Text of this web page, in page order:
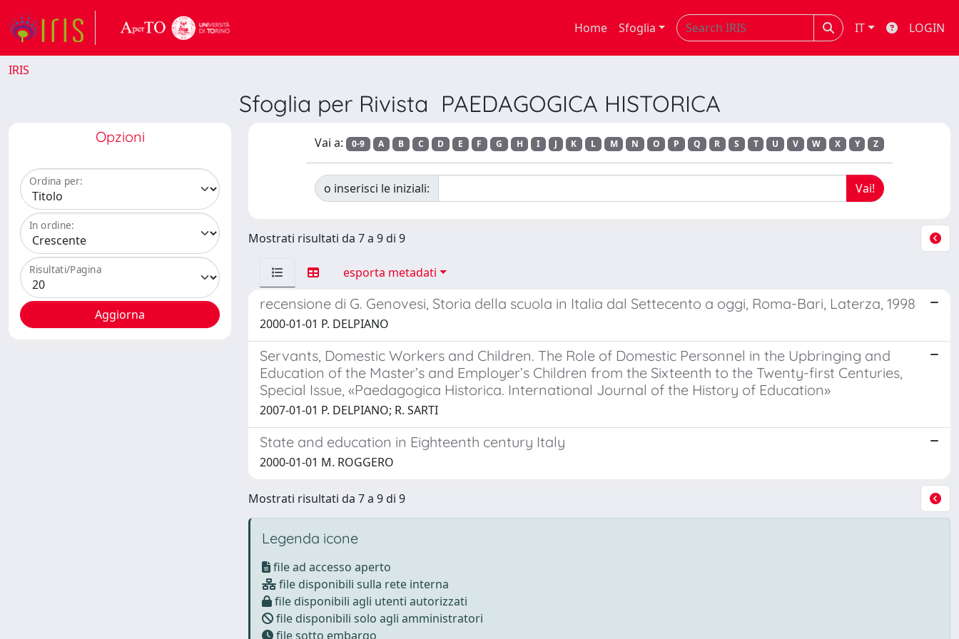
Home Sfoglia IT LOGIN
IRIS
Sfoglia per Rivista PAEDAGOGICA HISTORICA
Opzioni
Ordina per:
In ordine:
Risultati/Pagina
Vai a: 0-9 A B C D E F G H I J K L M N O P Q R S T U V W X Y Z
o inserisci le iniziali:
Mostrati risultati da 7 a 9 di 9
esporta metadati
recensione di G. Genovesi, Storia della scuola in Italia dal Settecento a oggi, Roma-Bari, Laterza, 1998
2000-01-01 P. DELPIANO
Servants, Domestic Workers and Children. The Role of Domestic Personnel in the Upbringing and
Education of the Master’s and Employer’s Children from the Sixteenth to the Twenty-first Centuries,
Special Issue, «Paedagogica Historica. International Journal of the History of Education»
2007-01-01 P. DELPIANO; R. SARTI
State and education in Eighteenth century Italy
2000-01-01 M. ROGGERO
Mostrati risultati da 7 a 9 di 9
Legenda icone
file ad accesso aperto
file disponibili sulla rete interna
file disponibili agli utenti autorizzati
file disponibili solo agli amministratori
file sotto embargo